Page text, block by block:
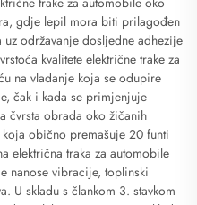
gdje lepil mora biti prilagođen
održavanje dosljedne adhezije
kvalitete električne trake za
na vladanje koja se odupire
čak i kada se primjenjuje
čvrsta obrada oko žičanih
obično premašuje 20 funti
električna traka za automobile
nanose vibracije, toplinski
U skladu s člankom 3. stavkom